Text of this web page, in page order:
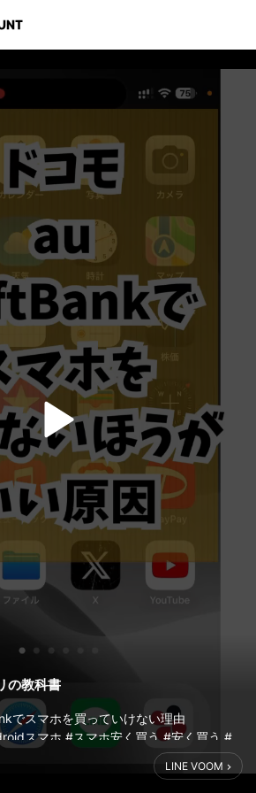
の教科書
でスマホを買っていけない理由
スマホ #スマホ安く買う #安く買う #
最新 #格安 #スマホとアプリの教科書
LINE VOOM